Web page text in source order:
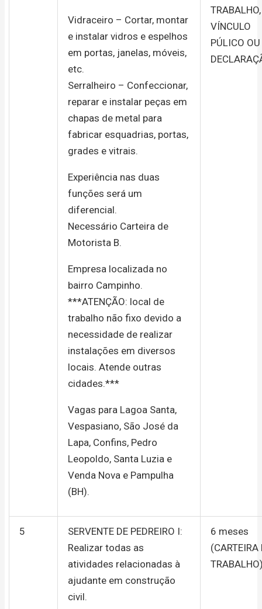
Vidraceiro – Cortar, montar
e instalar vidros e espelhos
em portas, janelas, móveis,
etc.
Serralheiro – Confeccionar,
reparar e instalar peças em
chapas de metal para
fabricar esquadrias, portas,
grades e vitrais.
Experiência nas duas
funções será um
diferencial.
Necessário Carteira de
Motorista B.
Empresa localizada no
bairro Campinho.
***ATENÇÃO: local de
trabalho não fixo devido a
necessidade de realizar
instalações em diversos
locais. Atende outras
cidades.***
Vagas para Lagoa Santa,
Vespasiano, São José da
Lapa, Confins, Pedro
Leopoldo, Santa Luzia e
Venda Nova e Pampulha
(BH).
TRABALHO,
VÍNCULO
PÚLICO OU
5
SERVENTE DE PEDREIRO I:
Realizar todas as
atividades relacionadas à
ajudante em construção
civil.
6 meses
(CARTEIRA